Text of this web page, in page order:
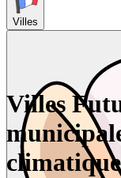
Villes
Villes